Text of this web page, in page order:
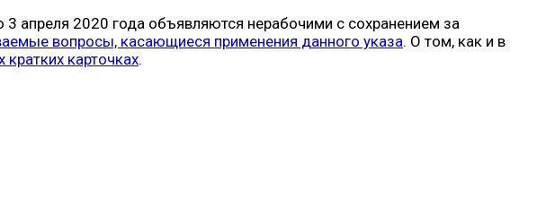
апреля 2020 года объявляются нерабочими с сохранением за
вопросы, касающиеся применения данного указа. О том, как и в
кратких карточках.